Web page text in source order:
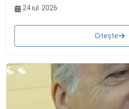
24 iul. 2026
Citește